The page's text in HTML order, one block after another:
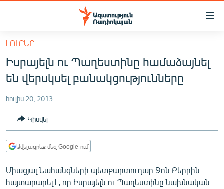
Մատչելիության
հիմնական
բովանդակությանը
Անցնել
հիմնական
մենյուին
ՀԱՅԱՍՏԱՆ
ՔԱՂԱՔԱԿԱՆ
ԸՆՏՐՈՒԹՅՈՒՆՆԵՐ 2026
ԻՐԱՎՈՒՆՔ
ՀԱՍԱՐԱԿՈՒԹՅՈՒՆ
ՂԱՐԱԲԱՂ
ԼՈՒՐԵՐ
Իսրայելն ու Պաղեստինը համաձայնել
են վերսկսել բանակցությունները
հուլիս 20, 2013
Կիսվել
Ավելացրեք մեզ Google-ում
Միացյալ Նահանգների պետքարտուղար Ջոն Քերրին
հայտարարել է, որ Իսրայելն ու Պաղեստինը նախնական